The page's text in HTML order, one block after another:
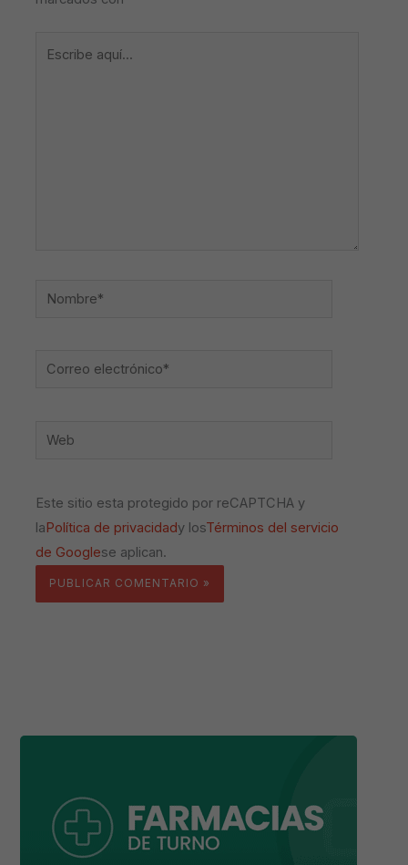
Nombre*
Correo
Web
Este sitio esta protegido por reCAPTCHA y
laPolítica de privacidady losTérminos del servicio
de Googlese aplican.